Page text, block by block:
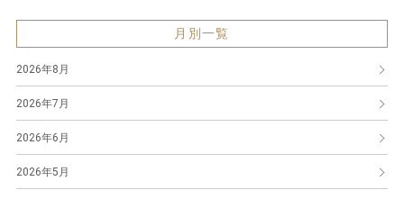
月別一覧
2026年8月
2026年7月
2026年6月
2026年5月